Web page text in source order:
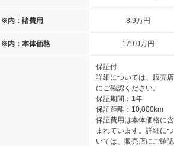
※内：諸費用 8.9万円
※内：本体価格 179.0万円
保証付
詳細については、販売店
にご確認ください。
保証期間：1年
保証距離：10,000km
保証費用は本体価格に含
まれています。詳細につ
いては、販売店にご確認